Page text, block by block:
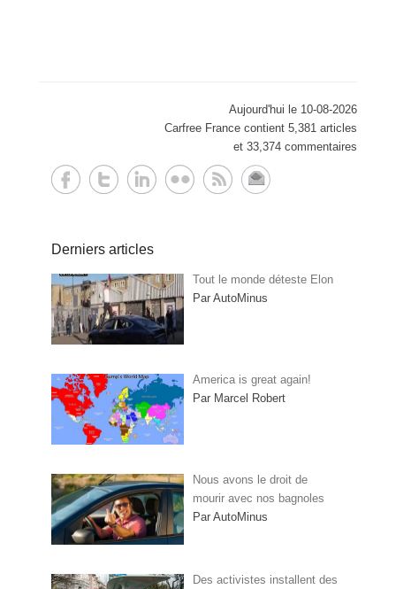
Aujourd'hui le 10-08-2026
Carfree France contient 5,381 articles
et 33,374 commentaires
Derniers articles
Tout le monde déteste Elon
Par AutoMinus
America is great again!
Par Marcel Robert
Nous avons le droit de
mourir avec nos bagnoles
Par AutoMinus
Des activistes installent des